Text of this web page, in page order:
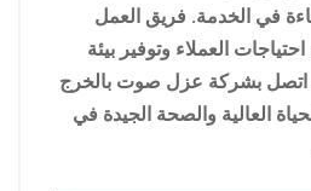
في الخدمة. فريق العمل
العملاء وتوفير بيئة
اتصل بشركة عزل صوت بالخرج
العالية والصحة الجيدة في